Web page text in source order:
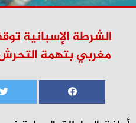
الشرطة الإسبانية
مغربي بتهمة